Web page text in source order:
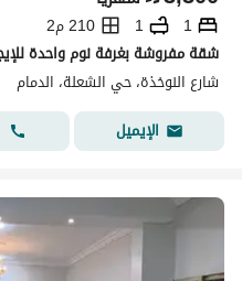
1
1
210 م2
شقة مفروشة بغرفة نوم واحدة
شارع النوخذة، حي الشعلة، الدمام
الإيميل